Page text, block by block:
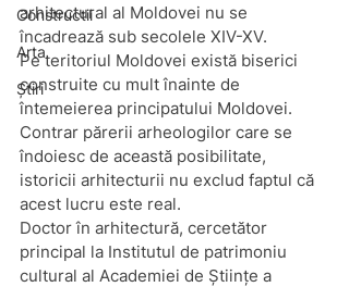
Constructii
Arta
Știri
arhitectural al Moldovei nu se
încadrează sub secolele XIV-XV.
Pe teritoriul Moldovei există biserici
construite cu mult înainte de
întemeierea principatului Moldovei.
Contrar părerii arheologilor care se
îndoiesc de această posibilitate,
istoricii arhitecturii nu exclud faptul că
acest lucru este real.
Doctor în arhitectură, cercetător
principal la Institutul de patrimoniu
cultural al Academiei de Științe a